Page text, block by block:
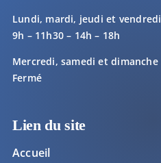
Lundi, mardi, jeudi et vendredi
9h – 11h30 – 14h – 18h
Mercredi, samedi et dimanche
Fermé
Lien du site
Accueil